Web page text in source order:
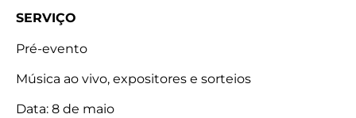
SERVIÇO
Pré-evento
Música ao vivo, expositores e sorteios
Data: 8 de maio